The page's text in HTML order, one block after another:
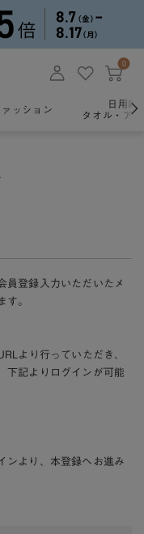
0
ァッション
日用雑
タオル・ア
員登録入力いただいたメ
す。
より行っていただき、
下記よりログインが可能
ンより、本登録へお進み